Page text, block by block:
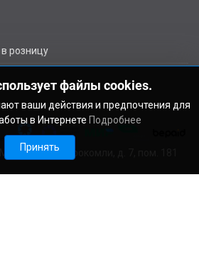
розницу
ул. В. Сырокомли, д. 7, пом. 181
файлы cookies.
ваши действия и предпочтения для
в Интернете Подробнее
Принять